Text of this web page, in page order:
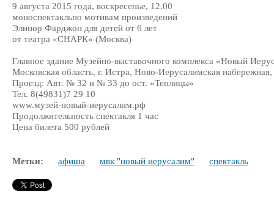
9 августа 2015 года, воскресенье, 12.00
моноспектакльпо мотивам произведений
Элинор Фарджон для детей от 6 лет
от театра «СНАРК» (Москва)
Главное здание Музейно-выставочного комплекса «Новый
Московская область, г. Истра, Ново-Иерусалимская
Проезд: Авт. № 32 и № 33 до ост. «Теплицы»
Тел. 8(49831)7 29 10
www.музей-новый-иерусалим.рф
Продолжительность спектакля 1 час
Цена билета 500 рублей
Метки: афиша мвк "новый иерусалим" спектакль